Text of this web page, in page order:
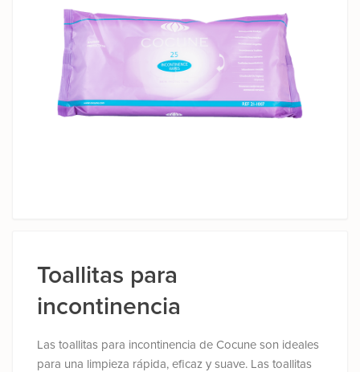
Toallitas para
incontinencia
Las toallitas para incontinencia de Cocune son ideales
para una limpieza rápida, eficaz y suave. Las toallitas